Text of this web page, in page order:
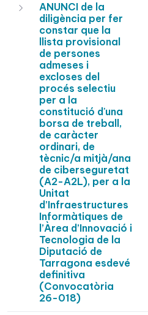
ANUNCI de la
diligència per fer
constar que la
llista provisional
de persones
admeses i
excloses del
procés selectiu
per a la
constitució d'una
borsa de treball,
de caràcter
ordinari, de
tècnic/a mitjà/ana
de ciberseguretat
(A2-A2L), per a la
Unitat
d’Infraestructures
Informàtiques de
l’Àrea d’Innovació i
Tecnologia de la
Diputació de
Tarragona esdevé
definitiva
(Convocatòria
26-018)